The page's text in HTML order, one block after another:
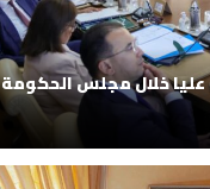
خلال مجلس الحكومة